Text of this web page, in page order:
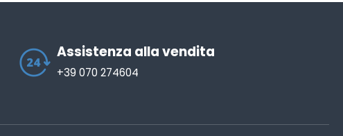
Assistenza alla vendita
+39 070 274604